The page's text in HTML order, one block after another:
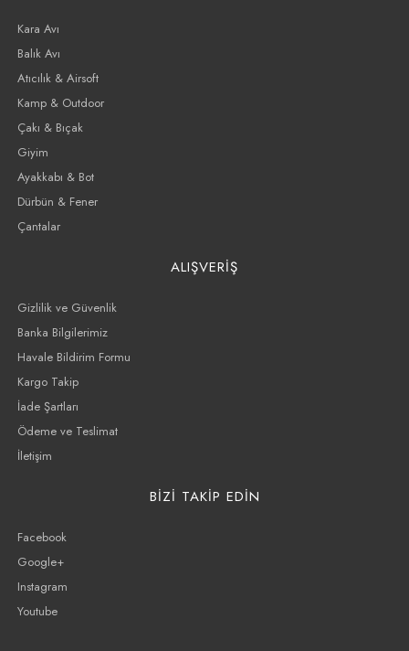
Kara Avı
Balık Avı
Atıcılık & Airsoft
Kamp & Outdoor
Çakı & Bıçak
Giyim
Ayakkabı & Bot
Dürbün & Fener
Çantalar
ALIŞVERİŞ
Gizlilik ve Güvenlik
Banka Bilgilerimiz
Havale Bildirim Formu
Kargo Takip
İade Şartları
Ödeme ve Teslimat
İletişim
BİZİ TAKİP EDİN
Facebook
Google+
Instagram
Youtube